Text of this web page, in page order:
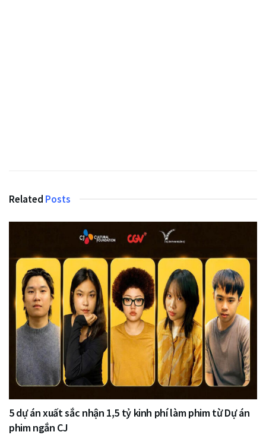
Related Posts
5 dự án xuất sắc nhận 1,5 tỷ kinh phí làm phim từ Dự án
phim ngắn CJ